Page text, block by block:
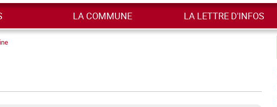
LA COMMUNE LA LETTRE D'INFOS